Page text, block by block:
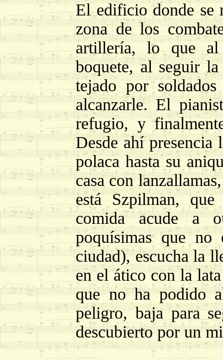
El edificio donde se
zona de los
artillería, lo que al
boquete, al seguir
tejado por
alcanzarle. El
refugio, y
Desde ahí presencia
polaca hasta su
casa con
está Szpilman,
comida acude a
poquísimas que no
ciudad), escucha la
en el ático con la
que no ha podido
peligro, baja para
descubierto por un